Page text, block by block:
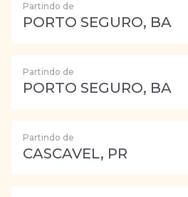
Partindo de
PORTO SEGURO, BA
Partindo de
PORTO SEGURO, BA
Partindo de
CASCAVEL, PR